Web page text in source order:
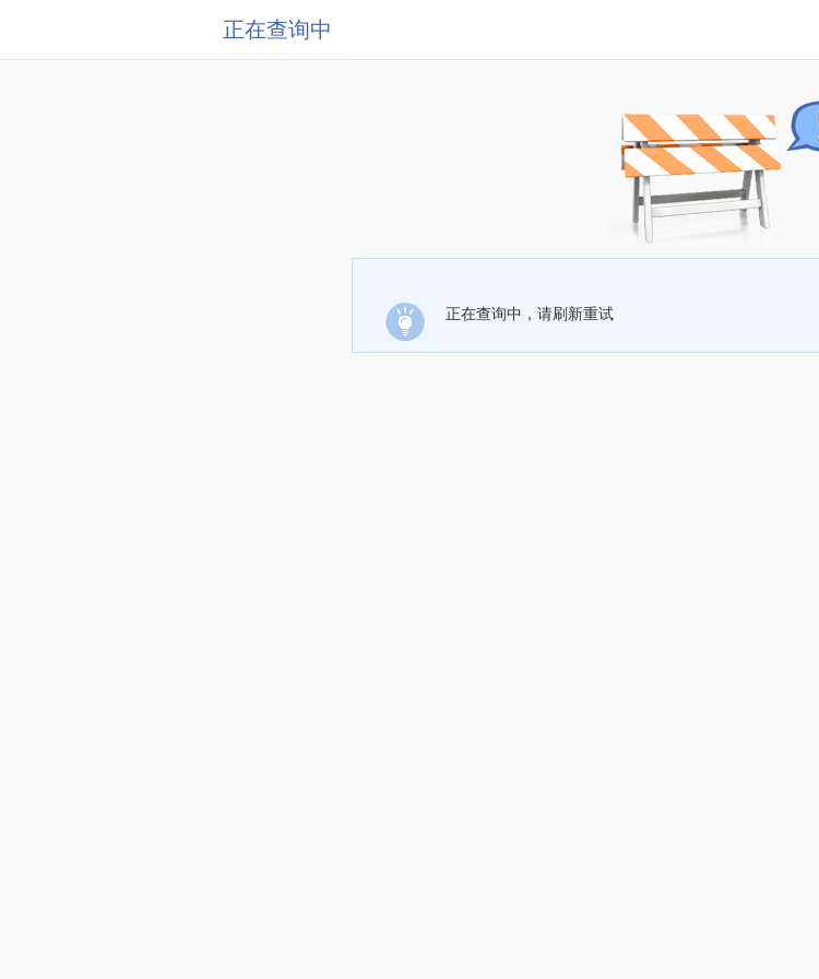
正在查询中
正在查询中，请刷新重试